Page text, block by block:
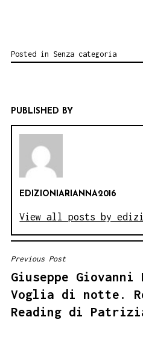
Posted in Senza categoria
PUBLISHED BY
EDIZIONIARIANNA2016
View all posts by
NAVIGAZIONE
ARTICOLI
Previous Post
Giuseppe
Voglia di notte.
Reading di